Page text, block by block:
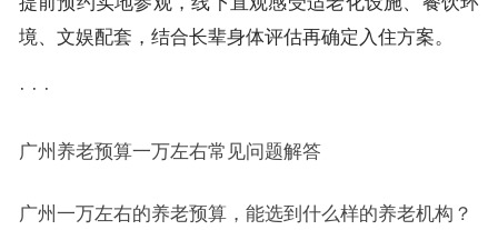
境、文娱配套，结合长辈身体评估再确定入住方案。
· · ·
广州养老预算一万左右常见问题解答
广州一万左右的养老预算，能选到什么样的养老机构？